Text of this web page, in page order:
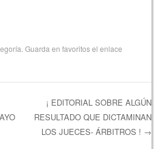
. Guarda en favoritos elenlace
entradas
¡ EDITORIAL SOBRE ALGÚN
RESULTADO QUE DICTAMINAN
LOS JUECES- ÁRBITROS ! →